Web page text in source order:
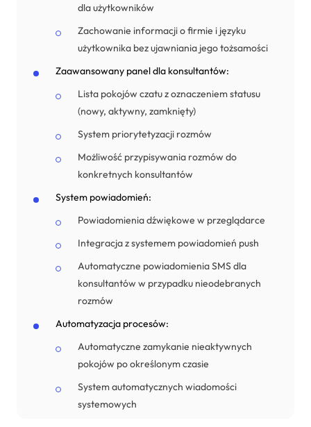
dla użytkowników
Zachowanie informacji o firmie i języku
użytkownika bez ujawniania jego tożsamości
Zaawansowany panel dla konsultantów:
Lista pokojów czatu z oznaczeniem statusu
(nowy, aktywny, zamknięty)
System priorytetyzacji rozmów
Możliwość przypisywania rozmów do
konkretnych konsultantów
System powiadomień:
Powiadomienia dźwiękowe w przeglądarce
Integracja z systemem powiadomień push
Automatyczne powiadomienia SMS dla
konsultantów w przypadku nieodebranych
rozmów
Automatyzacja procesów:
Automatyczne zamykanie nieaktywnych
pokojów po określonym czasie
System automatycznych wiadomości
systemowych